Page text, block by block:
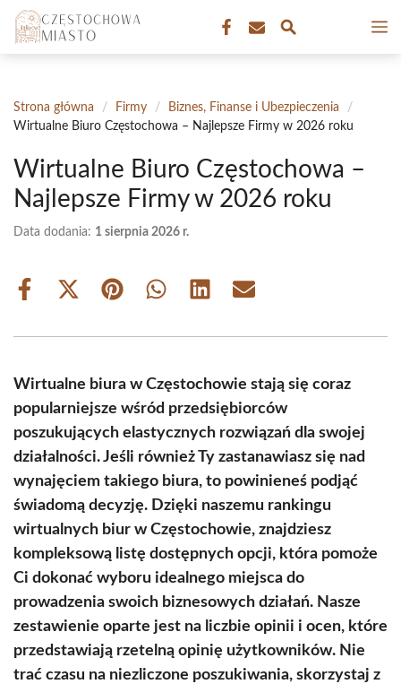
Przejdź
treści
Strona główna / Firmy / Biznes, Finanse i Ubezpieczenia
/
Wirtualne Biuro Częstochowa – Najlepsze Firmy w 2026 roku
Wirtualne Biuro Częstochowa –
Najlepsze Firmy w 2026 roku
Data dodania: 1 sierpnia 2026 r.
Share
Share
(Twitter)
Share Share Share Share
Wirtualne biura w Częstochowie stają się coraz
popularniejsze wśród przedsiębiorców
poszukujących elastycznych rozwiązań dla swojej
działalności. Jeśli również Ty zastanawiasz się nad
wynajęciem takiego biura, to powinieneś podjąć
świadomą decyzję. Dzięki naszemu rankingu
wirtualnych biur w Częstochowie, znajdziesz
kompleksową listę dostępnych opcji, która pomoże
Ci dokonać wyboru idealnego miejsca do
prowadzenia swoich biznesowych działań. Nasze
zestawienie oparte jest na liczbie opinii i ocen, które
przedstawiają rzetelną opinię użytkowników. Nie
trać czasu na niezliczone poszukiwania, skorzystaj z